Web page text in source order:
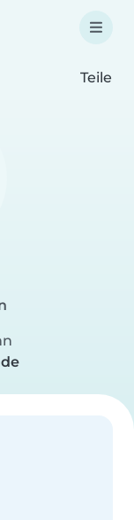
Teile